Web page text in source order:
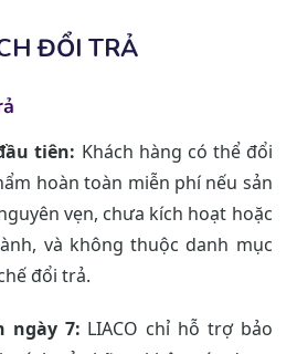
ĐỔI TRẢ
tiên: Khách hàng có thể đổi
hoàn toàn miễn phí nếu sản
vẹn, chưa kích hoạt hoặc
và không thuộc danh mục
đổi trả.
ngày 7: LIACO chỉ hỗ trợ bảo